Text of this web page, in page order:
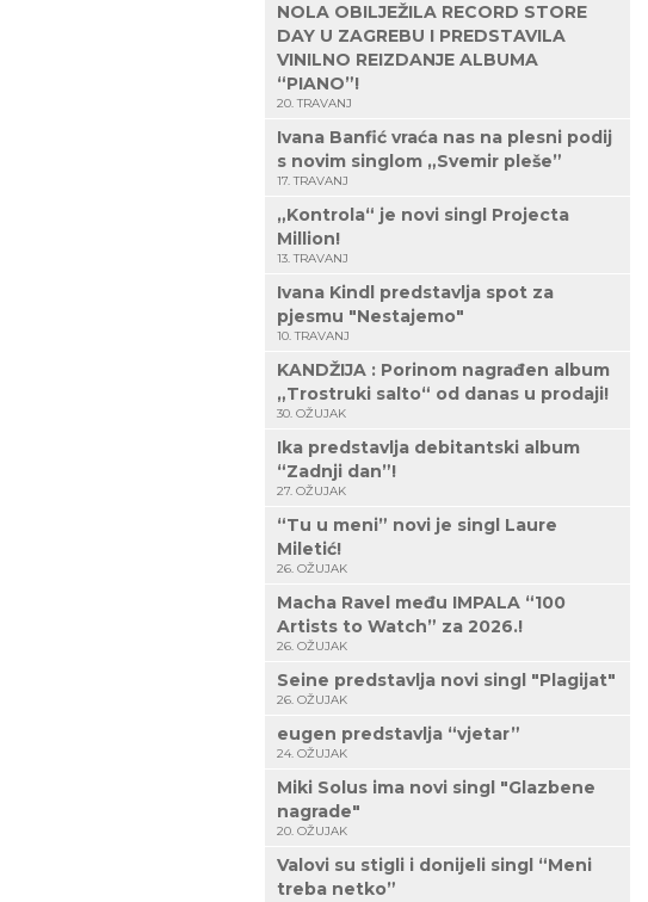
NOLA OBILJEŽILA RECORD STORE
DAY U ZAGREBU I PREDSTAVILA
VINILNO REIZDANJE ALBUMA
“PIANO”!
20. TRAVANJ
Ivana Banfić vraća nas na plesni podij
s novim singlom „Svemir pleše”
17. TRAVANJ
„Kontrola“ je novi singl Projecta
Million!
13. TRAVANJ
Ivana Kindl predstavlja spot za
pjesmu "Nestajemo"
10. TRAVANJ
KANDŽIJA : Porinom nagrađen album
„Trostruki salto“ od danas u prodaji!
30. OŽUJAK
Ika predstavlja debitantski album
“Zadnji dan”!
27. OŽUJAK
“Tu u meni” novi je singl Laure
Miletić!
26. OŽUJAK
Macha Ravel među IMPALA “100
Artists to Watch” za 2026.!
26. OŽUJAK
Seine predstavlja novi singl "Plagijat"
26. OŽUJAK
eugen predstavlja “vjetar”
24. OŽUJAK
Miki Solus ima novi singl "Glazbene
nagrade"
20. OŽUJAK
Valovi su stigli i donijeli singl “Meni
treba netko”